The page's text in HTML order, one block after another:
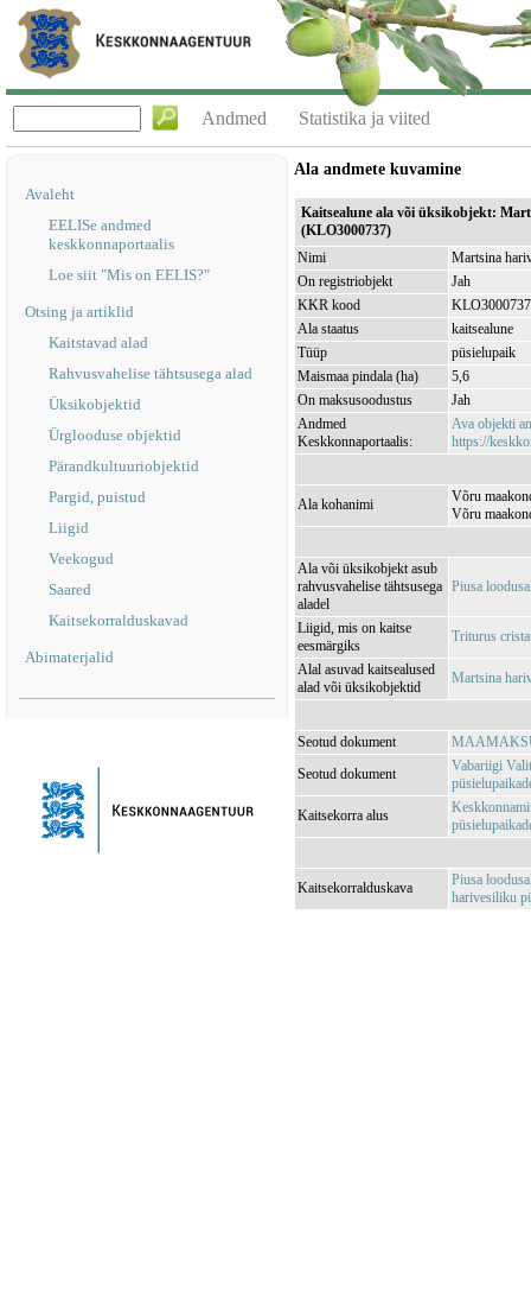
Andmed Statistika ja viited
Avaleht
EELISe andmed
keskkonnaportaalis
Loe siit "Mis on EELIS?"
Otsing ja artiklid
Kaitstavad alad
Rahvusvahelise tähtsusega alad
Üksikobjektid
Ürglooduse objektid
Pärandkultuuriobjektid
Pargid, puistud
Liigid
Veekogud
Saared
Kaitsekorralduskavad
Abimaterjalid
Ala andmete kuvamine
Kaitsealune ala või üksikobjekt:
(KLO3000737)
Nimi
Martsina
On registriobjekt
Jah
KKR kood
KLO3000737
Ala staatus
kaitsealune
Tüüp
püsielupaik
Maismaa pindala (ha)
5,6
On maksusoodustus
Jah
Andmed
Keskkonnaportaalis:
Ava objekti
https://
Ala kohanimi
Võru
Võru
Ala või üksikobjekt asub
rahvusvahelise tähtsusega
aladel
Piusa
Liigid, mis on kaitse
eesmärgiks
Triturus
Alal asuvad kaitsealused
alad või üksikobjektid
Martsina
Seotud dokument
Seotud dokument
Vabariigi
Kaitsekorra alus
Kaitsekorralduskava
Piusa
harivesiliku